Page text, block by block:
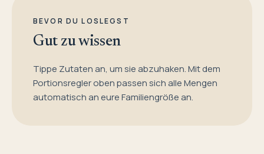
BEVOR DU LOSLEGST
Gut zu wissen
Tippe Zutaten an, um sie abzuhaken. Mit dem
Portionsregler oben passen sich alle Mengen
automatisch an eure Familiengröße an.